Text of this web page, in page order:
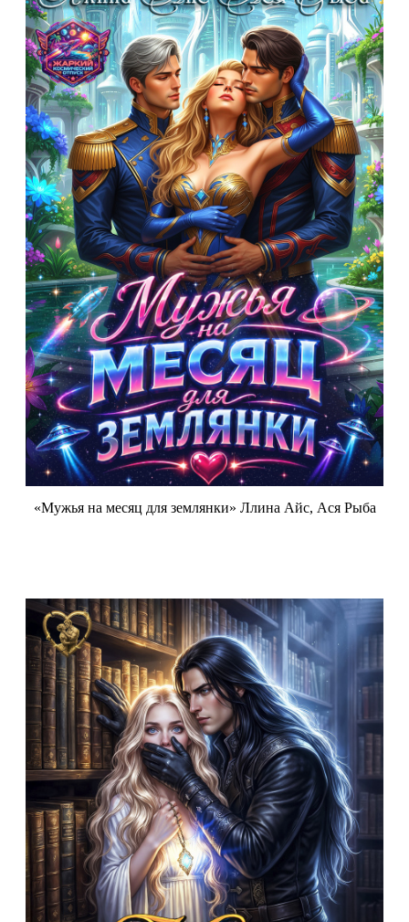
«Мужья на месяц для землянки» Ллина Айс, Ася Рыба